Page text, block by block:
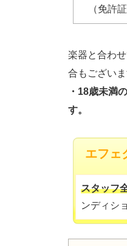
（免許
楽器と合わ
合もございま
・18歳未満
す。
エフェ
スタッフ
ンディシ